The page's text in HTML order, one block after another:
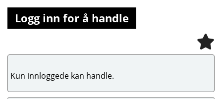
Logg inn for å handle
Kun innloggede kan handle.